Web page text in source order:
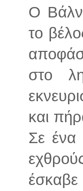
Ο
το
στο
και
Σε ένα
έσκαβε